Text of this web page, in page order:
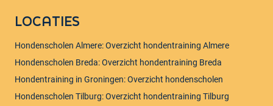
LOCATIES
Hondenscholen Almere: Overzicht hondentraining Almere
Hondenscholen Breda: Overzicht hondentraining Breda
Hondentraining in Groningen: Overzicht hondenscholen
Hondenscholen Tilburg: Overzicht hondentraining Tilburg